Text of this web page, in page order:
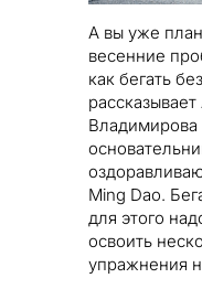
А вы уже
весенние
как бегать
Владимирова
Ming Dao.
для этого
освоить
упражнения